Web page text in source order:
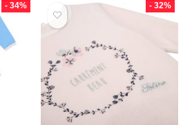
- 34% - 32%